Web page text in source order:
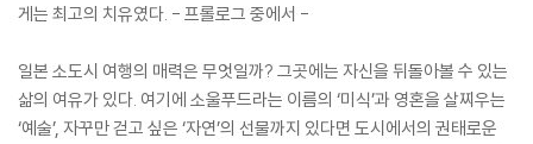
게는 최고의 치유였다. - 프롤로그 중에서 -
일본 소도시 여행의 매력은 무엇일까? 그곳에는 자신을 뒤돌아볼 수 있는
삶의 여유가 있다. 여기에 소울푸드라는 이름의 ‘미식’과 영혼을 살찌우는
‘예술’, 자꾸만 걷고 싶은 ‘자연’의 선물까지 있다면 도시에서의 권태로운